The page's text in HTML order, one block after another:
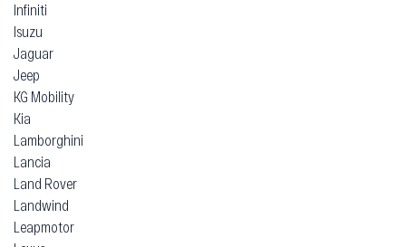
Infiniti
Isuzu
Jaguar
Jeep
KG Mobility
Kia
Lamborghini
Lancia
Land Rover
Landwind
Leapmotor